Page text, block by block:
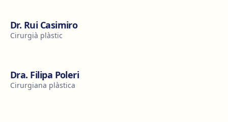
Dr. Rui Casimiro
Cirurgià plàstic
Dra. Filipa Poleri
Cirurgiana plàstica